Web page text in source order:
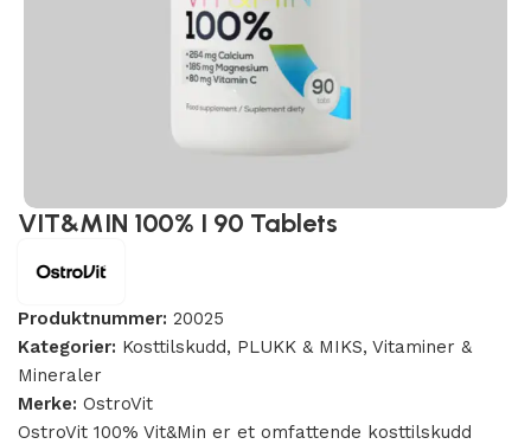
VIT&MIN 100% I 90 Tablets
Produktnummer: 20025
Kategorier: Kosttilskudd, PLUKK & MIKS, Vitaminer &
Mineraler
Merke: OstroVit
OstroVit 100% Vit&Min er et omfattende kosttilskudd